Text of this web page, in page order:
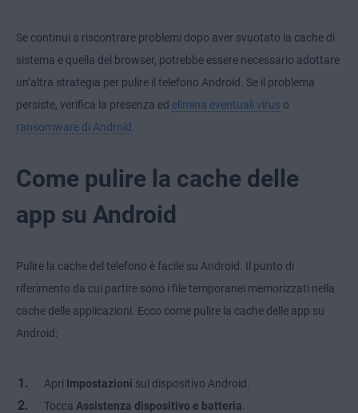
Se continui a riscontrare problemi dopo aver svuotato la cache di
sistema e quella del browser, potrebbe essere necessario adottare
un’altra strategia per pulire il telefono Android. Se il problema
persiste, verifica la presenza ed elimina eventuali virus o
ransomware di Android
Come pulire la cache delle
app su Android
Pulire la cache del telefono è facile su Android. Il punto di
riferimento da cui partire sono i file temporanei memorizzati nella
cache delle applicazioni. Ecco come pulire la cache delle app su
Android:
Apri Impostazioni sul dispositivo Android.
Tocca Assistenza dispositivo e batteria